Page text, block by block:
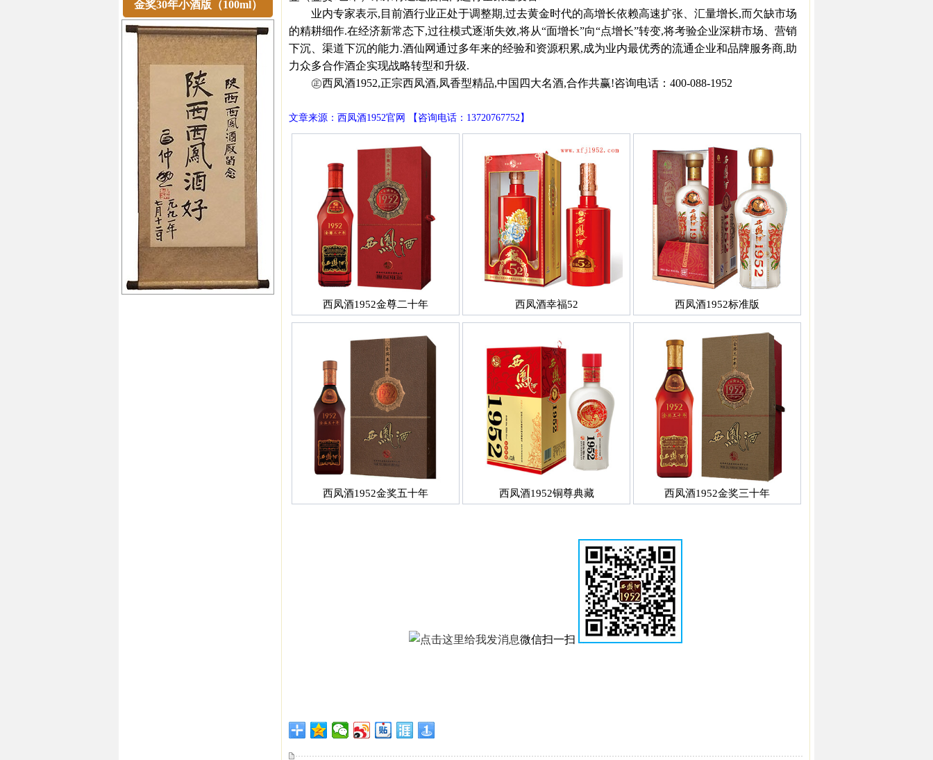
金奖30年小酒版（100ml）
业内专家表示,目前酒行业正处于调整期,过去黄金时代的高增长依赖高速扩张、汇量增长,而欠缺市场
的精耕细作.在经济新常态下,过往模式逐渐失效,将从“面增长”向“点增长”转变,将考验企业深耕市场、营销
下沉、渠道下沉的能力.酒仙网通过多年来的经验和资源积累,成为业内最优秀的流通企业和品牌服务商,助
力众多合作酒企实现战略转型和升级.
㊣西凤酒1952,正宗西凤酒,凤香型精品,中国四大名酒,合作共赢!咨询电话：400-088-1952
文章来源：西凤酒1952官网 【咨询电话：13720767752】
西凤酒1952金尊二十年 西凤酒幸福52 西凤酒1952标准版
西凤酒1952金奖五十年 西凤酒1952铜尊典藏 西凤酒1952金奖三十年
微信扫一扫